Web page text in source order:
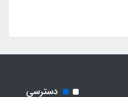
دسترسی